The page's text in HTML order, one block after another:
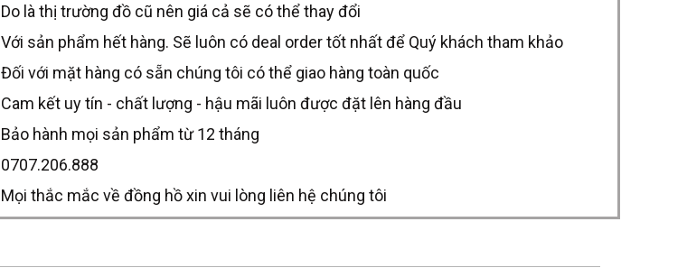
Do là thị trường đồ cũ nên giá cả sẽ có thể thay đổi
Với sản phẩm hết hàng. Sẽ luôn có deal order tốt nhất để Quý khách tham khảo
Đối với mặt hàng có sẵn chúng tôi có thể giao hàng toàn quốc
Cam kết uy tín - chất lượng - hậu mãi luôn được đặt lên hàng đầu
Bảo hành mọi sản phẩm từ 12 tháng
0707.206.888
Mọi thắc mắc về đồng hồ xin vui lòng liên hệ chúng tôi